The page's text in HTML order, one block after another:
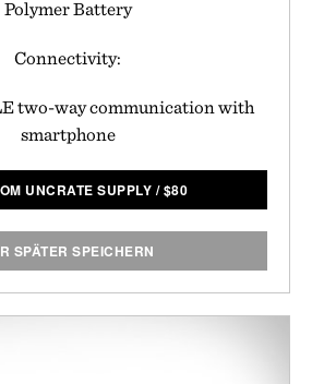
Polymer Battery
Connectivity:
two-way communication with
smartphone
UNCRATE SUPPLY /$80
SPÄTER SPEICHERN